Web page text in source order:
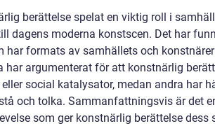
berättelse spelat en viktig roll i
dagens moderna konstscen. Det har
har formats av samhällets och
har argumenterat för att konstnärlig
social katalysator, medan andra har
och tolka. Sammanfattningsvis är det
som ger konstnärlig berättelse dess